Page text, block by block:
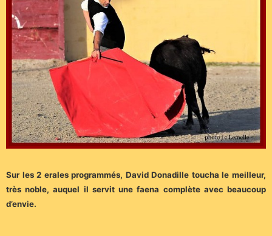
Sur les 2 erales programmés, David Donadille toucha le meilleur,
très noble, auquel il servit une faena complète avec beaucoup
d’envie.